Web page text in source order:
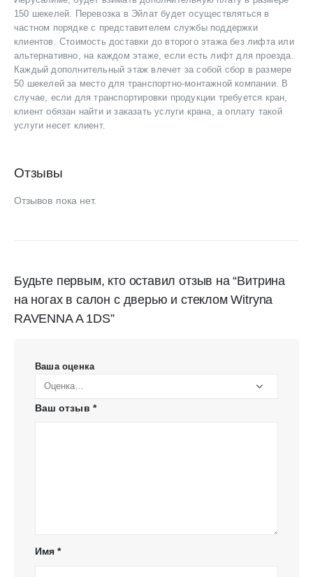
150 шекелей. Перевозка в Эйлат будет осуществляться в
частном порядке с представителем службы поддержки
клиентов. Стоимость доставки до второго этажа без лифта или
альтернативно, на каждом этаже, если есть лифт для проезда.
Каждый дополнительный этаж влечет за собой сбор в размере
50 шекелей за место для транспортно-монтажной компании. В
случае, если для транспортировки продукции требуется кран,
клиент обязан найти и заказать услуги крана, а оплату такой
услуги несет клиент.
Отзывы
Отзывов пока нет.
Будьте первым, кто оставил отзыв на “Витрина
на ногах в салон с дверью и стеклом Witryna
RAVENNA A 1DS”
Ваша оценка
Ваш отзыв *
Имя*